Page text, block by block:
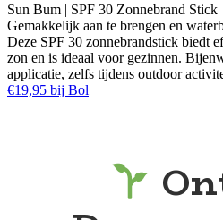
Sun Bum | SPF 30 Zonnebrand Stick
Gemakkelijk aan te brengen en
Deze SPF 30 zonnebrandstick biedt
zon en is ideaal voor gezinnen.
applicatie, zelfs tijdens outdoor
€19,95 bij Bol